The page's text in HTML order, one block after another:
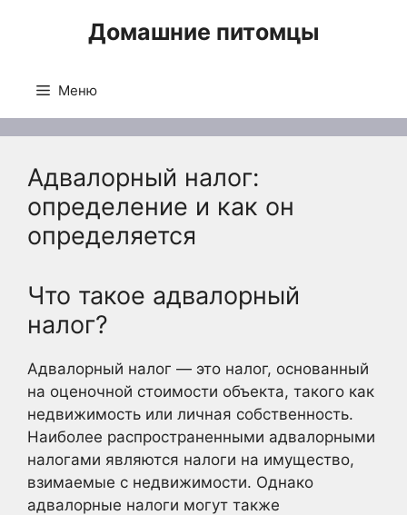
Домашние питомцы
Меню
Адвалорный налог:
определение и как он
определяется
Что такое адвалорный
налог?
Адвалорный налог — это налог, основанный
на оценочной стоимости объекта, такого как
недвижимость или личная собственность.
Наиболее распространенными адвалорными
налогами являются налоги на имущество,
взимаемые с недвижимости. Однако
адвалорные налоги могут также